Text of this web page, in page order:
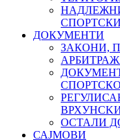
ДОКУМЕНТИ
ЗАКОНИ,
ОСТАЛИ
САЈМОВИ